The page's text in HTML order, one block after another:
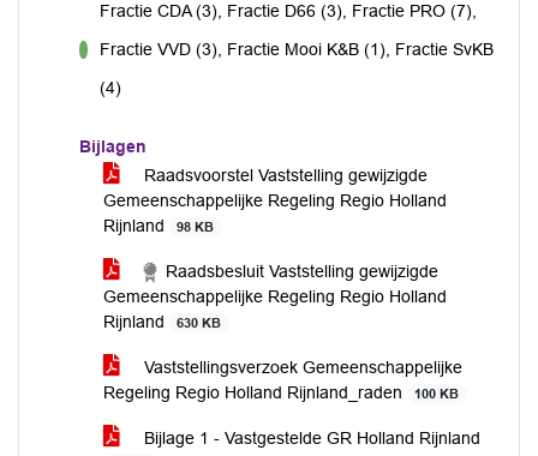
Fractie CDA (3), Fractie D66 (3), Fractie PRO (7),
Fractie VVD (3), Fractie Mooi K&B (1), Fractie SvKB
(4)
Bijlagen
Raadsvoorstel Vaststelling gewijzigde
Gemeenschappelijke Regeling Regio Holland
Rijnland
98 KB
Raadsbesluit Vaststelling gewijzigde
Gemeenschappelijke Regeling Regio Holland
Rijnland
630 KB
Vaststellingsverzoek Gemeenschappelijke
Regeling Regio Holland Rijnland_raden
100 KB
Bijlage 1 - Vastgestelde GR Holland Rijnland